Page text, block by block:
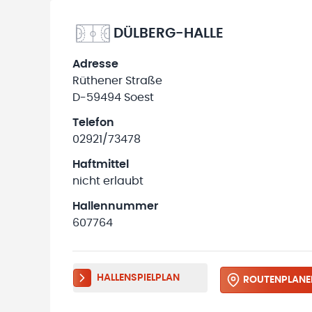
DÜLBERG-HALLE
Adresse
Rüthener Straße
D-59494 Soest
Telefon
02921/73478
Haftmittel
nicht erlaubt
Hallennummer
607764
HALLENSPIELPLAN